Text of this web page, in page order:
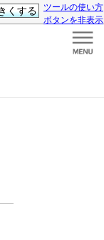
ツールの使い方
ボタンを非表示
くする